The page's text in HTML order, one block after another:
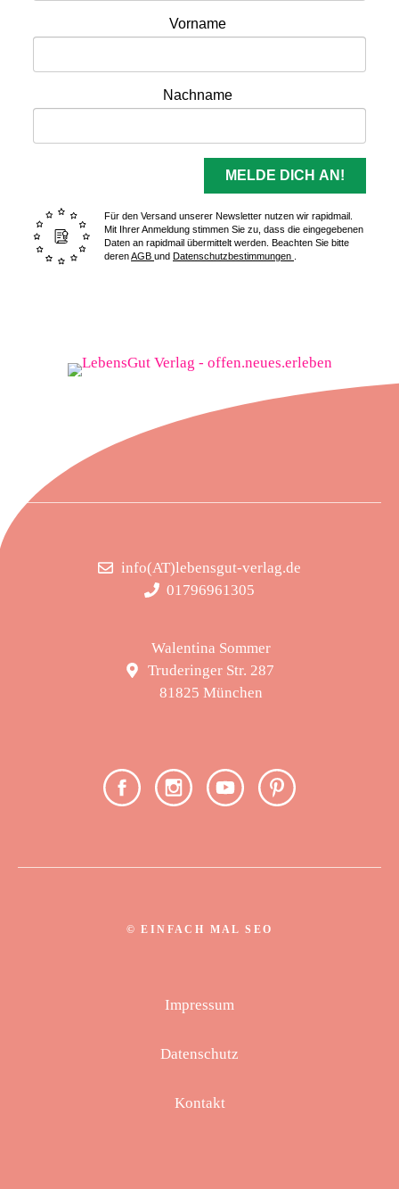
Vorname
Nachname
MELDE DICH AN!
Für den Versand unserer Newsletter nutzen wir rapidmail.
Mit Ihrer Anmeldung stimmen Sie zu, dass die eingegebenen
Daten an rapidmail übermittelt werden. Beachten Sie bitte
derenAGB und Datenschutzbestimmungen
info(AT)lebensgut-verlag.de
01796961305
Walentina Sommer
Truderinger Str. 287
81825 München
©EINFACH MAL SEO
Impressum
Datenschutz
Kontakt